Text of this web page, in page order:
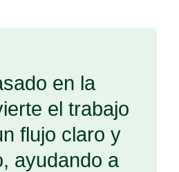
en la
el trabajo
flujo claro y
ayudando a